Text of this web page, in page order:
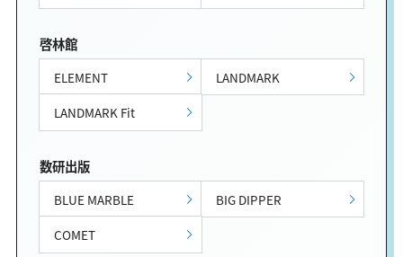
啓林館
ELEMENT
LANDMARK
LANDMARK Fit
数研出版
BLUE MARBLE
BIG DIPPER
COMET